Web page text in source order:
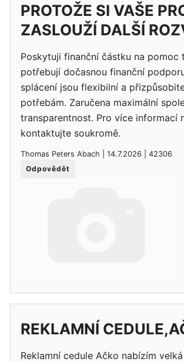
PROTOŽE SI VAŠE
ZASLOUŽÍ DALŠÍ
Poskytuji finanční částku na pomoc
potřebují dočasnou finanční
splácení jsou flexibilní a
potřebám. Zaručena maximální
transparentnost. Pro více informací
kontaktujte soukromě.
Thomas Peters Abach | 14.7.2026 | 42306
Odpovědět
REKLAMNÍ
Reklamní cedule Ačko nabízím